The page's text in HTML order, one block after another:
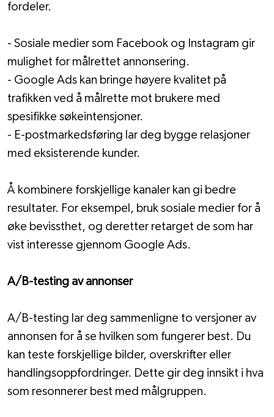
fordeler.
- Sosiale medier som Facebook og Instagram gir
mulighet for målrettet annonsering.
- Google Ads kan bringe høyere kvalitet på
trafikken ved å målrette mot brukere med
spesifikke søkeintensjoner.
- E-postmarkedsføring lar deg bygge relasjoner
med eksisterende kunder.
Å kombinere forskjellige kanaler kan gi bedre
resultater. For eksempel, bruk sosiale medier for å
øke bevissthet, og deretter retarget de som har
vist interesse gjennom Google Ads.
A/B-testing av annonser
A/B-testing lar deg sammenligne to versjoner av
annonsen for å se hvilken som fungerer best. Du
kan teste forskjellige bilder, overskrifter eller
handlingsoppfordringer. Dette gir deg innsikt i hva
som resonnerer best med målgruppen.